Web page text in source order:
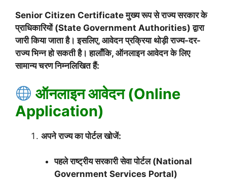
Senior Citizen Certificate मुख्य रूप से राज्य सरकार के
प्राधिकारियों (State Government Authorities) द्वारा
जारी किया जाता है। इसलिए, आवेदन प्रक्रिया थोड़ी राज्य-दर-
राज्य भिन्न हो सकती है। हालाँकि, ऑनलाइन आवेदन के लिए
सामान्य चरण निम्नलिखित हैं:
ऑनलाइन आवेदन (Online
Application)
अपने राज्य का पोर्टल खोजें:
पहले राष्ट्रीय सरकारी सेवा पोर्टल (National
Government Services Portal)